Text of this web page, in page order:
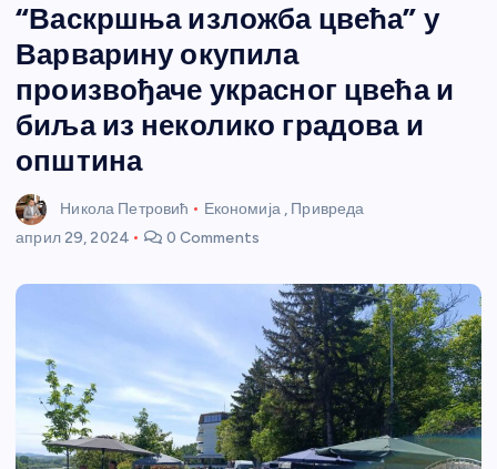
и портал
“Васкршња изложба цвећа” у
Варварину окупила
произвођаче украсног цвећа и
биља из неколико градова и
општина
Никола Петровић Економија, Привреда
април 29, 2024
0 Comments